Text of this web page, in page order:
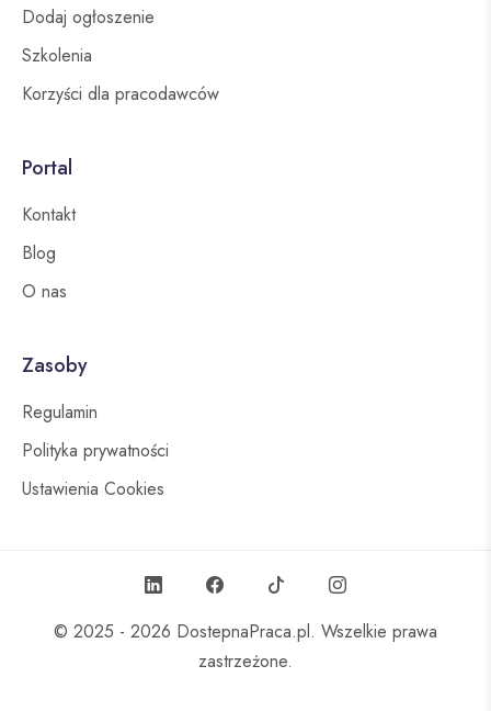
Dodaj ogłoszenie
Szkolenia
Korzyści dla pracodawców
Portal
Kontakt
Blog
O nas
Zasoby
Regulamin
Polityka prywatności
Ustawienia Cookies
© 2025 - 2026 DostepnaPraca.pl. Wszelkie prawa
zastrzeżone.